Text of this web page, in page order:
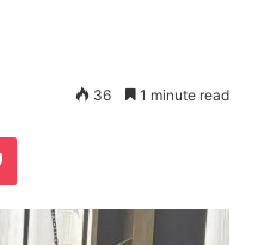
36 1 minute read